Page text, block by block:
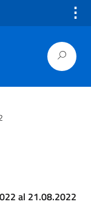
⋮
al 21.08.2022